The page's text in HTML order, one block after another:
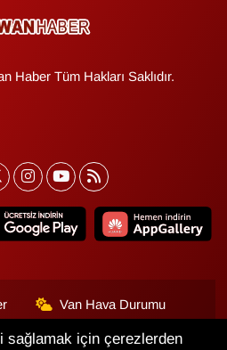
Haber Tüm Hakları Saklıdır.
Van Hava Durumu
Van Trafik Yoğunluk
sağlamak için çerezlerden